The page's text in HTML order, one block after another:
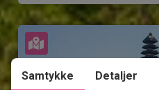
Samtykke Detaljer